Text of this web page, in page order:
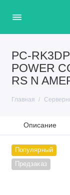
PC-
POWER
RS N
Главная
Описание
Популярный
Предзаказ